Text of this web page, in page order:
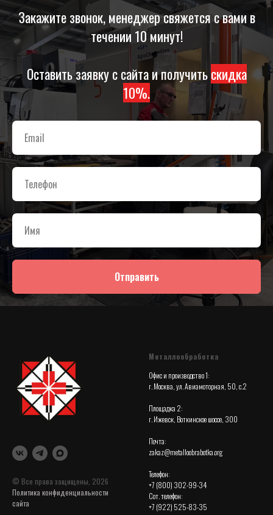
Закажите звонок, менеджер свяжется с вами в
течении 10 минут!
Оставить заявку с сайта и получитьскидка
10%.
Отправить
© Все права защищены, 2026
Политика конфиденциальности
сайта
Металлообработка
Офис и производство 1:
г. Москва, ул. Авиамоторная, 50, с.2
Площадка 2:
г. Ижевск, Воткинское шоссе, 300
Почта:
zakaz@metalloobrabotka.org
Телефон:
+7 (800) 302-99-34
Сот. телефон:
+7 (922) 525-83-35